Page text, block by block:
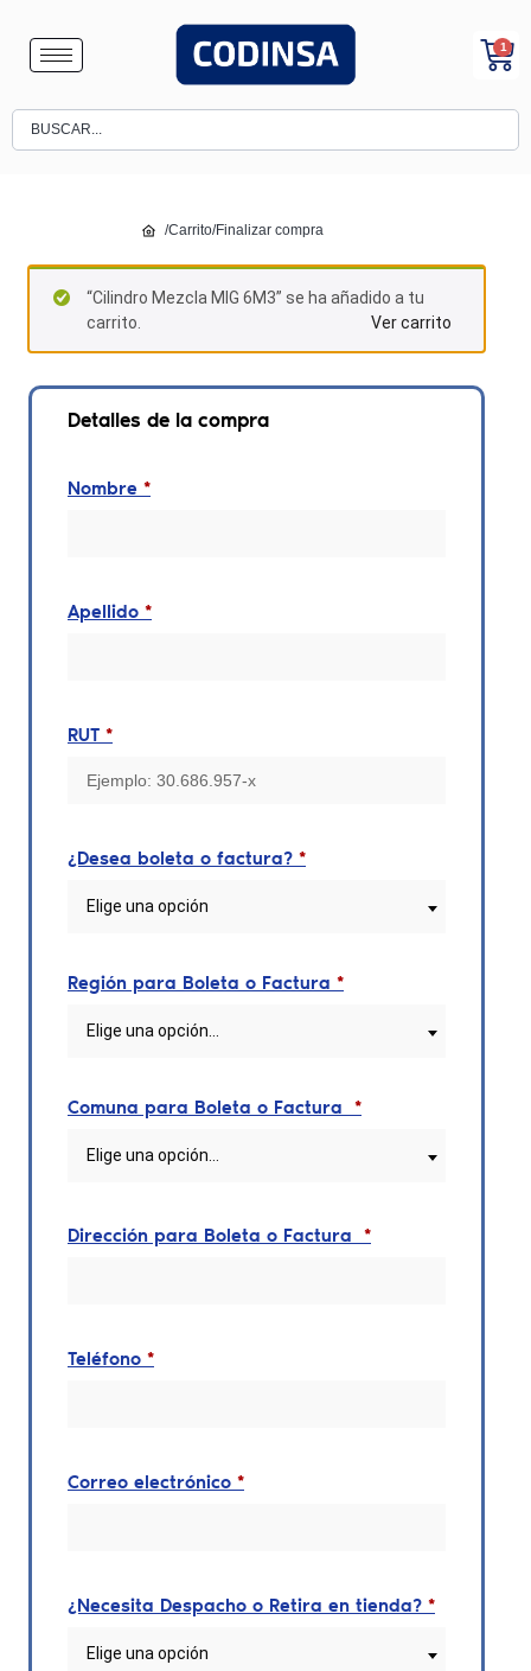
1
/Carrito/Finalizar compra
“Cilindro Mezcla MIG 6M3” se ha añadido a tu
carrito.
Ver carrito
Detalles de la compra
Nombre *
Apellido *
RUT *
¿Desea boleta o factura? *
Elige una opción
Región para Boleta o Factura *
Elige una opción…
Comuna para Boleta o Factura *
Elige una opción…
Dirección para Boleta o Factura *
Teléfono *
Correo electrónico *
¿Necesita Despacho o Retira en tienda? *
Elige una opción